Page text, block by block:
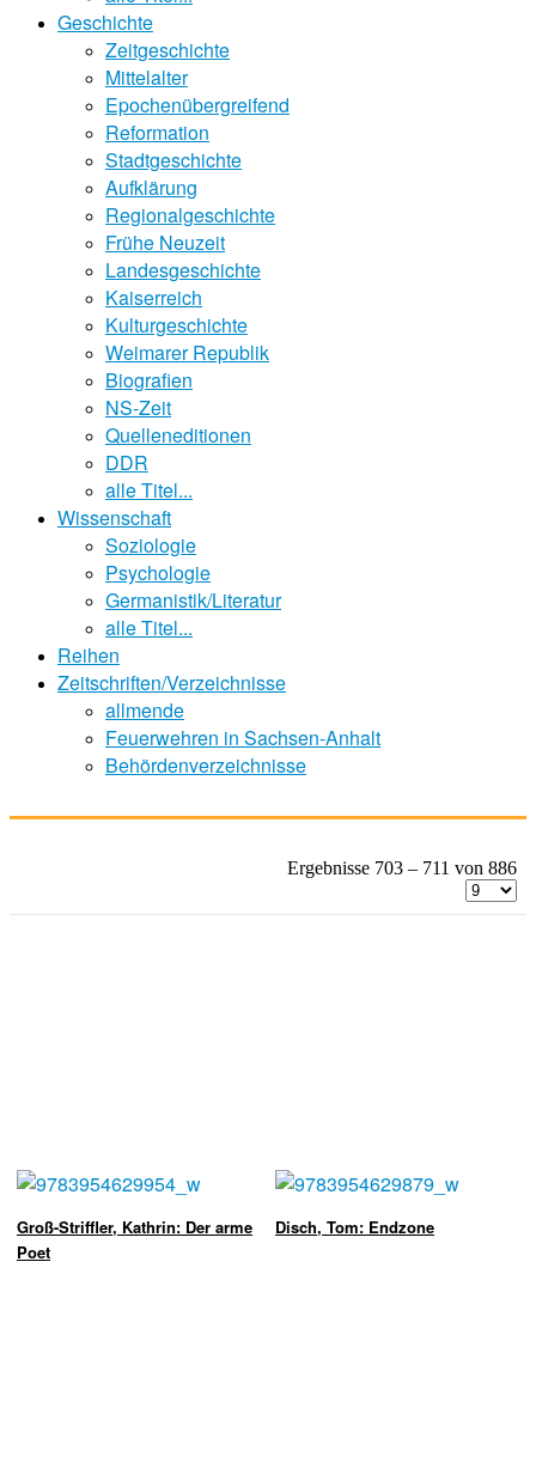
Geschichte
Zeitgeschichte
Mittelalter
Epochenübergreifend
Reformation
Stadtgeschichte
Aufklärung
Regionalgeschichte
Frühe Neuzeit
Landesgeschichte
Kaiserreich
Kulturgeschichte
Weimarer Republik
Biografien
NS-Zeit
Quelleneditionen
DDR
alle Titel...
Wissenschaft
Soziologie
Psychologie
Germanistik/Literatur
alle Titel...
Reihen
Zeitschriften/Verzeichnisse
allmende
Feuerwehren in Sachsen-Anhalt
Behördenverzeichnisse
Ergebnisse 703 – 711 von 886
Groß-Striffler, Kathrin: Der arme
Poet
Disch, Tom: Endzone